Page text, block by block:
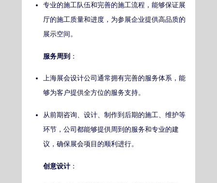
专业的施工队伍和完善的施工流程，能够保证展
厅的施工质量和进度，为参展企业提供高品质的
展示空间。
服务周到 ：
上海展会设计公司通常拥有完善的服务体系，能
够为客户提供全方位的服务支持。
从前期咨询、设计、制作到后期的施工、维护等
环节，公司都能够提供周到的服务和专业的建
议，确保展会项目的顺利进行。
创意设计 ：